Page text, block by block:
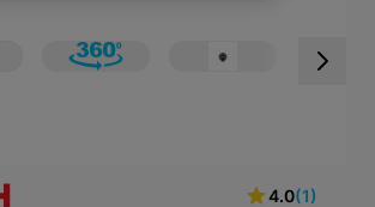
larger image
View larger image
View larger
4.0(1)